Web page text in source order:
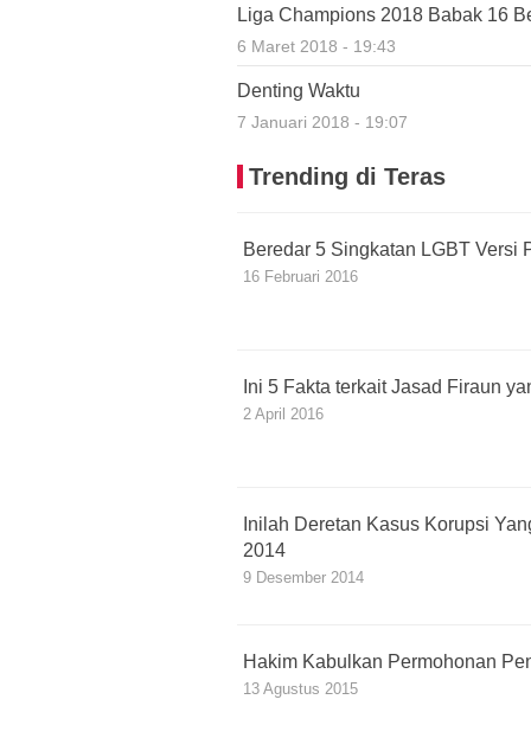
Liga Champions 2018 Babak 16
6 Maret 2018 - 19:43
Denting Waktu
7 Januari 2018 - 19:07
Trending di Teras
Beredar 5 Singkatan LGBT Versi
16 Februari 2016
Ini 5 Fakta terkait Jasad Firaun
2 April 2016
Inilah Deretan Kasus Korupsi
2014
9 Desember 2014
Hakim Kabulkan Permohonan
13 Agustus 2015